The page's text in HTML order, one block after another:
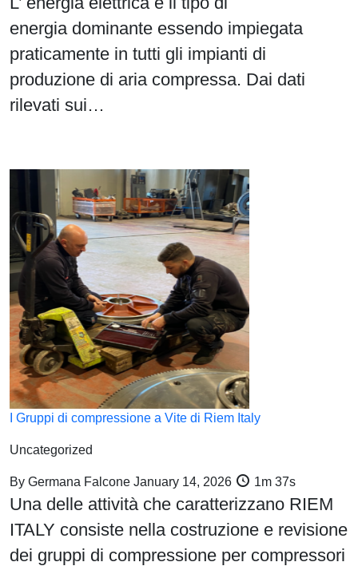
energia dominante essendo impiegata
praticamente in tutti gli impianti di
produzione di aria compressa. Dai dati
rilevati sui…
I Gruppi di compressione a Vite di Riem Italy
Uncategorized
By Germana Falcone January 14, 2026 1m 37s
Una delle attività che caratterizzano RIEM
ITALY consiste nella costruzione e revisione
dei gruppi di compressione per compressori